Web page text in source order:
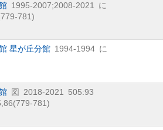
1995-2007;2008-2021 に
781)
星が丘分館 1994-1994 に
図 2018-2021 505:93
86(779-781)